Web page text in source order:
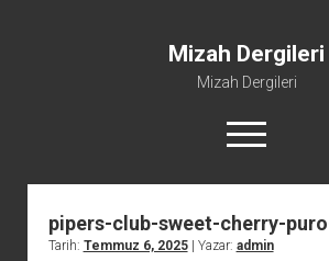
Mizah Dergileri
Mizah Dergileri
menüyü
aç
pipers-club-sweet-cherry-
Tarih: Temmuz 6, 2025| Yazar: admin